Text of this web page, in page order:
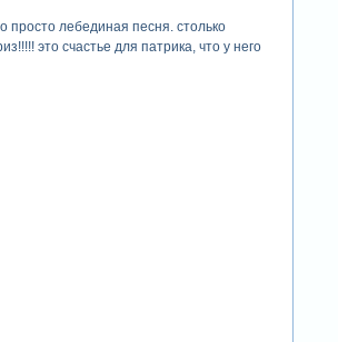
просто лебединая песня. столько
это счастье для патрика, что у него